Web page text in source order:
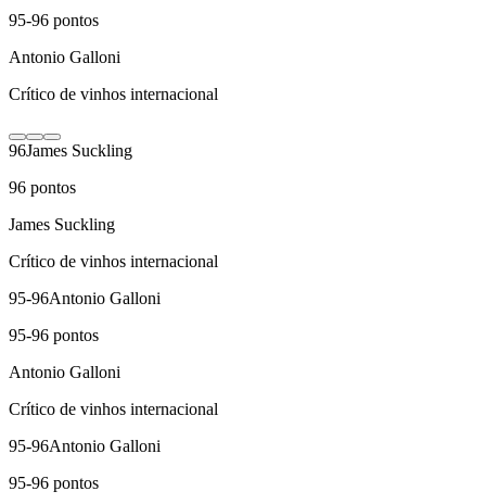
95-96 pontos
Antonio Galloni
Crítico de vinhos internacional
96James Suckling
96 pontos
James Suckling
Crítico de vinhos internacional
95-96Antonio Galloni
95-96 pontos
Antonio Galloni
Crítico de vinhos internacional
95-96Antonio Galloni
95-96 pontos